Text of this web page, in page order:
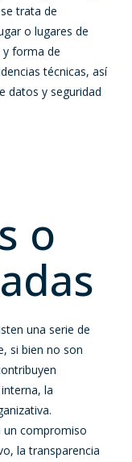
trata de
o lugares de
forma de
técnicas, así
datos y seguridad
o
una serie de
si bien no son
la
un compromiso
la transparencia